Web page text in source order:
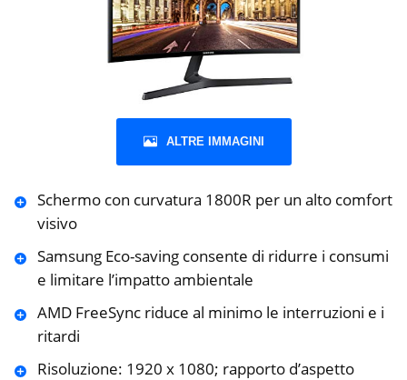
ALTRE IMMAGINI
Schermo con curvatura 1800R per un alto comfort
visivo
Samsung Eco-saving consente di ridurre i consumi
e limitare l’impatto ambientale
AMD FreeSync riduce al minimo le interruzioni e i
ritardi
Risoluzione: 1920 x 1080; rapporto d’aspetto